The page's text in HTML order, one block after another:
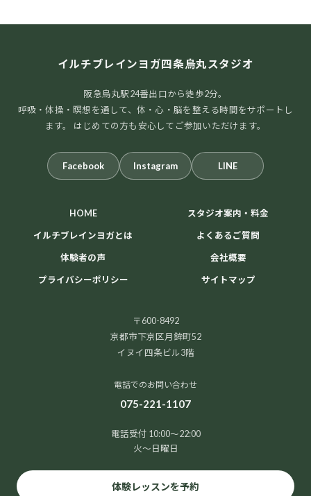
イルチブレインヨガ四条烏丸スタジオ
阪急烏丸駅24番出口から徒歩2分。
呼吸・体操・瞑想を通して、体・心・脳を整える時間をサポートし
ます。 はじめての方も安心してご参加いただけます。
Facebook Instagram LINE
HOME スタジオ案内・料金
イルチブレインヨガとは よくあるご質問
体験者の声 会社概要
プライバシーポリシー サイトマップ
〒600-8492
京都市下京区月鉾町52
イヌイ四条ビル3階
電話でのお問い合わせ
075-221-1107
電話受付 10:00～22:00
火～日曜日
体験レッスンを予約